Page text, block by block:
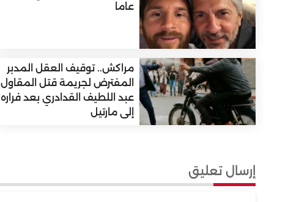
عاما
مراكش.. توقيف العقل المدبر
المفترض لجريمة قتل المقاول
عبد اللطيف القدادري بعد فراره
إلى مارتيل
إرسال تعليق